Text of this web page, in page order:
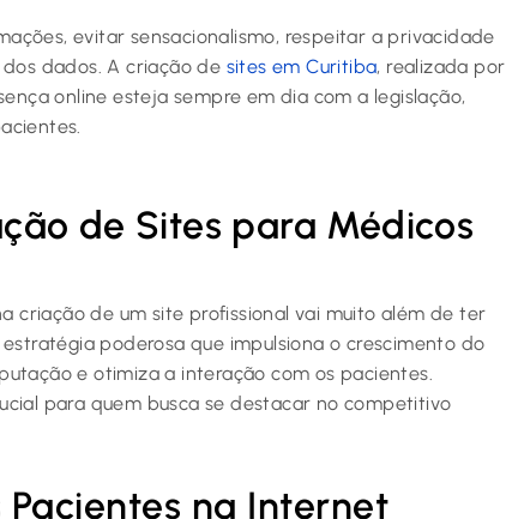
evitar sensacionalismo, respeitar a privacidade
dados. A criação de sites em Curitiba, realizada por
online esteja sempre em dia com a legislação,
de Sites para Médicos
criação de um site profissional vai muito além de ter
estratégia poderosa que impulsiona o crescimento do
e otimiza a interação com os pacientes.
para quem busca se destacar no competitivo
na Internet